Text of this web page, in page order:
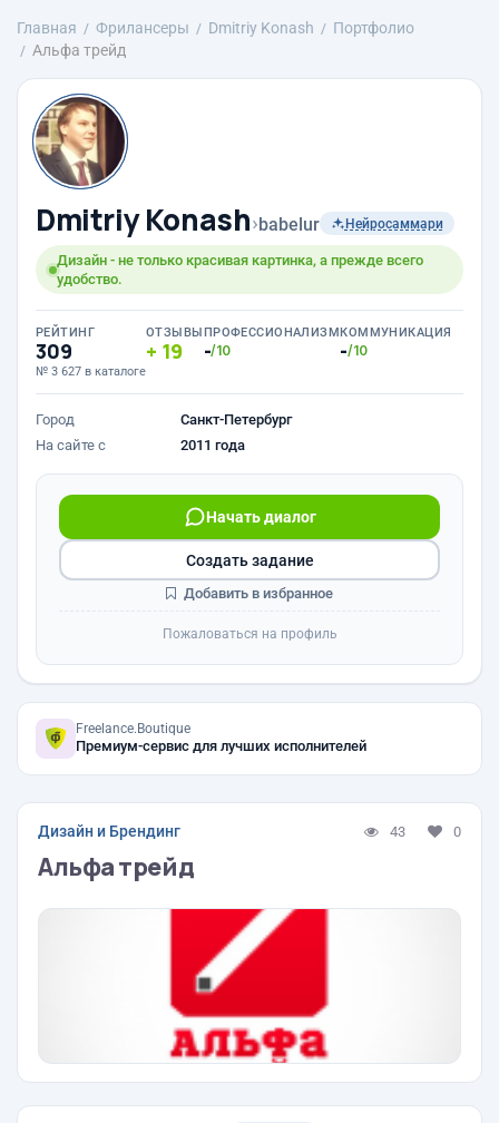
Главная Фрилансеры Dmitriy Konash
Портфолио
Альфа трейд
Dmitriy Konash›babelur Нейросаммари
Дизайн - не только красивая картинка, а прежде всего
удобство.
РЕЙТИНГ
309
№ 3 627 в каталоге
ОТЗЫВЫ
19
ПРОФЕССИОНАЛИЗМ
-/10
КОММУНИКАЦИЯ
-/10
Город
Санкт-Петербург
На сайте с
2011 года
Начать диалог
Создать задание
Добавить в избранное
Пожаловаться на профиль
Freelance.Boutique
Премиум-сервис для лучших исполнителей
Дизайн и Брендинг 43 0
Альфа трейд